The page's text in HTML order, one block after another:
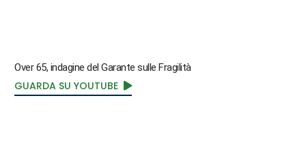
Over 65, indagine del Garante sulle Fragilità
GUARDA SU YOUTUBE